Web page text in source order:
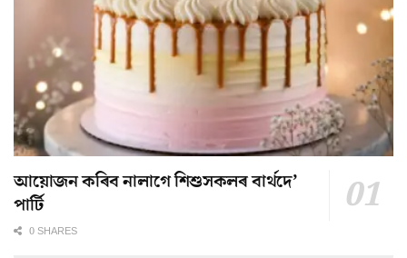
আয়োজন কৰিব নালাগে শিশুসকলৰ বাৰ্থদে’
পাৰ্টি
0 SHARES